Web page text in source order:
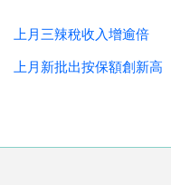
上月三辣稅收入增逾倍
上月新批出按保額創新高